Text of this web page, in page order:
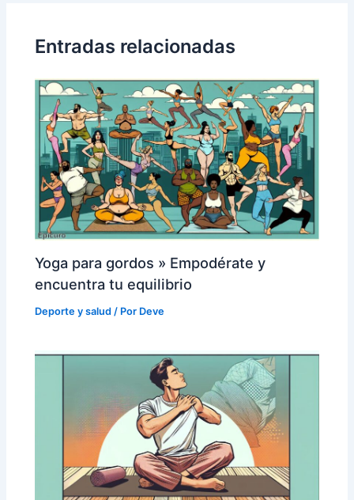
Entradas relacionadas
Yoga para gordos » Empodérate y
encuentra tu equilibrio
Deporte y salud / Por Deve